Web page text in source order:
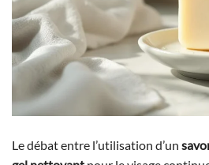
Le débat entre l’utilisation d’un